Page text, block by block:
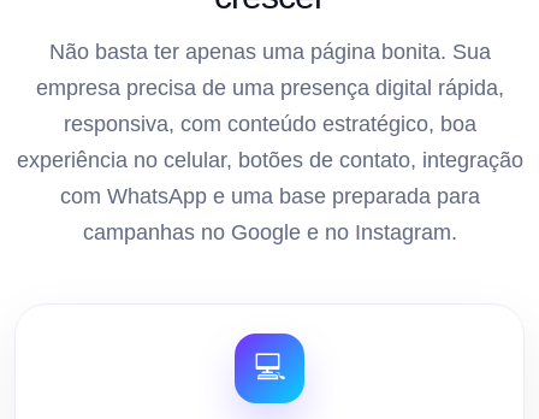
Não basta ter apenas uma página bonita. Sua
empresa precisa de uma presença digital rápida,
responsiva, com conteúdo estratégico, boa
experiência no celular, botões de contato, integração
com WhatsApp e uma base preparada para
campanhas no Google e no Instagram.
💻